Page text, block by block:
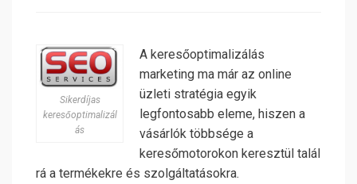
Sikerdíjas
keresőoptimalizál
ás
A keresőoptimalizálás
marketing ma már az online
üzleti stratégia egyik
legfontosabb eleme, hiszen a
vásárlók többsége a
keresőmotorokon keresztül talál
rá a termékekre és szolgáltatásokra.